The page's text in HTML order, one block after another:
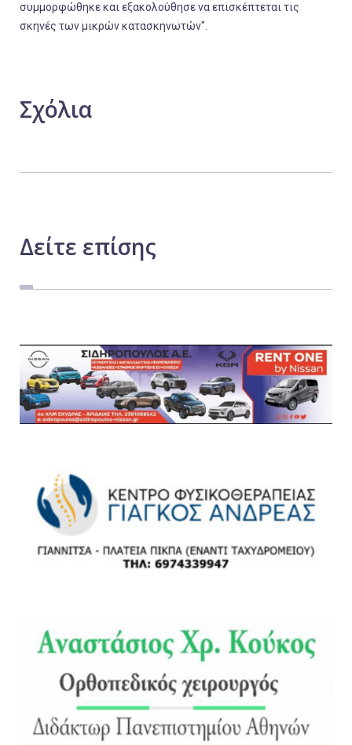
συμμορφώθηκε και εξακολούθησε να επισκέπτεται τις
σκηνές των μικρών κατασκηνωτών".
Σχόλια
Δείτε επίσης